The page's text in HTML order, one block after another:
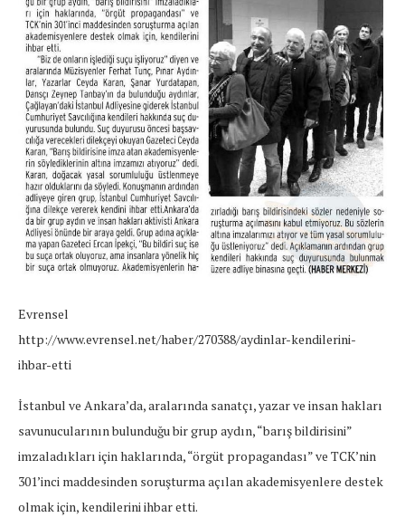
Evrensel
http://www.evrensel.net/haber/270388/aydinlar-kendilerini-
ihbar-etti
İstanbul ve Ankara’da, aralarında sanatçı, yazar ve insan hakları
savunucularının bulunduğu bir grup aydın, “barış bildirisini”
imzaladıkları için haklarında, “örgüt propagandası” ve TCK’nin
301’inci maddesinden soruşturma açılan akademisyenlere destek
olmak için, kendilerini ihbar etti.